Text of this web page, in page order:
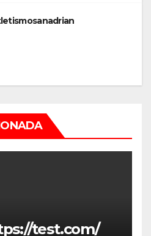
test.com/